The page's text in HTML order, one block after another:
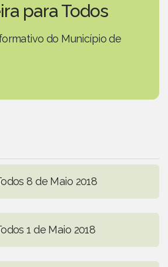
para Todos
do Município de
8 de Maio 2018
1 de Maio 2018